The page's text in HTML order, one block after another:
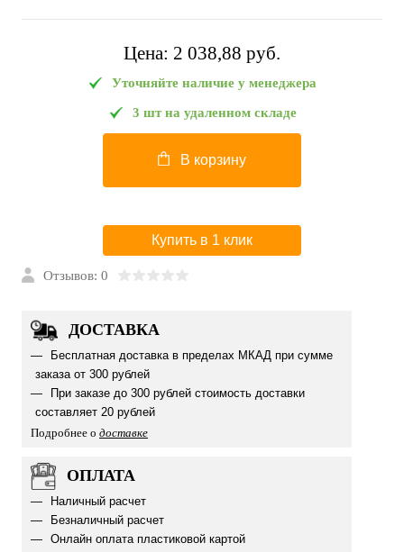
Цена: 2 038,88 pуб.
Уточняйте наличие у менеджера
3 шт на удаленном складе
В корзину
Купить в 1 клик
Отзывов: 0
ДОСТАВКА
Бесплатная доставка в пределах МКАД при сумме
заказа от 300 рублей
При заказе до 300 рублей стоимость доставки
составляет 20 рублей
Подробнее о доставке
ОПЛАТА
Наличный расчет
Безналичный расчет
Онлайн оплата пластиковой картой